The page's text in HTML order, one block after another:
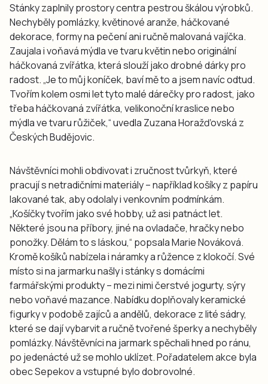
Stánky zaplnily prostory centra pestrou škálou výrobků.
Nechyběly pomlázky, květinové aranže, háčkované
dekorace, formy na pečení ani ručně malovaná vajíčka.
Zaujala i voňavá mýdla ve tvaru květin nebo originální
háčkovaná zvířátka, která slouží jako drobné dárky pro
radost. „Je to můj koníček, baví mě to a jsem navíc odtud.
Tvořím kolem osmi let tyto malé dárečky pro radost, jako
třeba háčkovaná zvířátka, velikonoční kraslice nebo
mýdla ve tvaru růžiček,“ uvedla Zuzana Horažďovská z
Českých Budějovic.
Návštěvníci mohli obdivovat i zručnost tvůrkyň, které
pracují s netradičními materiály – například košíky z papíru
lakované tak, aby odolaly i venkovním podmínkám.
„Košíčky tvořím jako své hobby, už asi patnáct let.
Některé jsou na příbory, jiné na ovladače, hračky nebo
ponožky. Dělám to s láskou,“ popsala Marie Nováková.
Kromě košíků nabízela i náramky a růžence z klokočí. Své
místo si na jarmarku našly i stánky s domácími
farmářskými produkty – mezi nimi čerstvé jogurty, sýry
nebo voňavé mazance. Nabídku doplňovaly keramické
figurky v podobě zajíců a andělů, dekorace z lité sádry,
které se dají vybarvit a ručně tvořené šperky a nechyběly
pomlázky. Návštěvníci na jarmark spěchali hned po ránu,
po jedenácté už se mohlo uklízet. Pořadatelem akce byla
obec Sepekov a vstupné bylo dobrovolné.